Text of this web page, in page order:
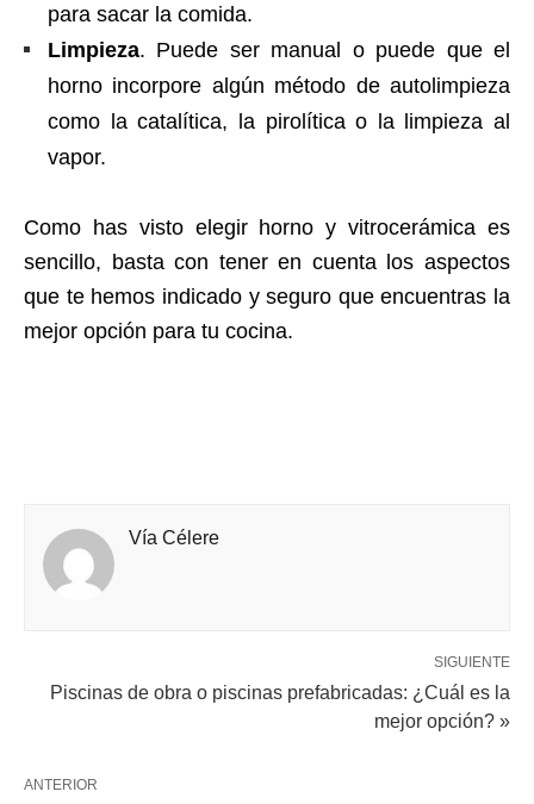
para sacar la comida.
Limpieza. Puede ser manual o puede que el
horno incorpore algún método de autolimpieza
como la catalítica, la pirolítica o la limpieza al
vapor.
Como has visto elegir horno y vitrocerámica es
sencillo, basta con tener en cuenta los aspectos
que te hemos indicado y seguro que encuentras la
mejor opción para tu cocina.
Vía Célere
SIGUIENTE
Piscinas de obra o piscinas prefabricadas: ¿Cuál es la
mejor opción? »
ANTERIOR